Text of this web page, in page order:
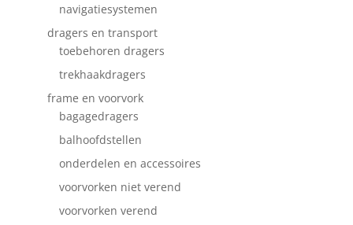
navigatiesystemen
dragers en transport
toebehoren dragers
trekhaakdragers
frame en voorvork
bagagedragers
balhoofdstellen
onderdelen en accessoires
voorvorken niet verend
voorvorken verend